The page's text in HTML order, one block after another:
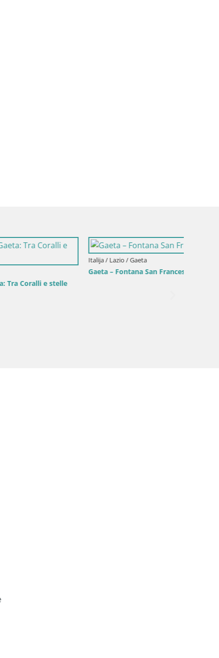
Italija / Lazio / Gaeta
Gaeta – Stablo čudesa